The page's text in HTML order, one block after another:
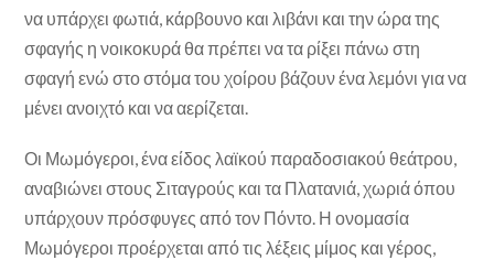
να υπάρχει φωτιά, κάρβουνο και λιβάνι και την ώρα της
σφαγής η νοικοκυρά θα πρέπει να τα ρίξει πάνω στη
σφαγή ενώ στο στόμα του χοίρου βάζουν ένα λεμόνι για να
μένει ανοιχτό και να αερίζεται.
Οι Μωμόγεροι, ένα είδος λαϊκού παραδοσιακού θεάτρου,
αναβιώνει στους Σιταγρούς και τα Πλατανιά, χωριά όπου
υπάρχουν πρόσφυγες από τον Πόντο. Η ονομασία
Μωμόγεροι προέρχεται από τις λέξεις μίμος και γέρος,